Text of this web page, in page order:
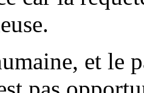
et le